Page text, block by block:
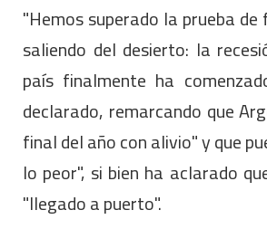
"Hemos superado la prueba
saliendo del desierto: la
país finalmente ha
declarado, remarcando que
final del año con alivio" y que
lo peor", si bien ha aclarado
"llegado a puerto".